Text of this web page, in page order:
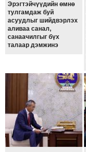
СОНГУУЛЬ-2017
Эрэгтэйчүүдийн өмнө
тулгамдаж буй
асуудлыг шийдвэрлэх
аливаа санал,
санаачилгыг бүх
талаар дэмжинэ